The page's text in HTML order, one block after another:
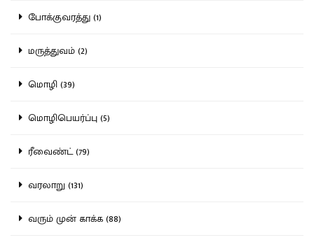
போக்குவரத்து (1)
மருத்துவம் (2)
மொழி (39)
மொழிபெயர்ப்பு (5)
ரீவைண்ட் (79)
வரலாறு (131)
வரும் முன் காக்க (88)